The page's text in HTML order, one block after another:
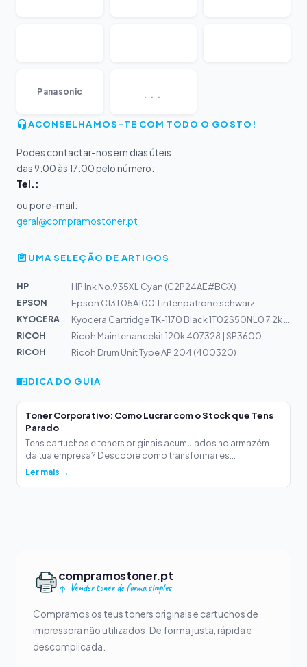
Panasonic ...
ACONSELHAMOS-TE COM TODO O GOSTO!
Podes contactar-nos em dias úteis
das 9:00 às 17:00 pelo número:
Tel.:
ou por e-mail:
geral@compramostoner.pt
UMA SELEÇÃO DE ARTIGOS
HP
HP Ink No.935XL Cyan (C2P24AE#BGX)
EPSON
Epson C13T05A100 Tintenpatrone schwarz
KYOCERA
RICOH
Ricoh Maintenancekit 120k 407328 | SP3600
RICOH
Ricoh Drum Unit Type AP 204 (400320)
DICA DO GUIA
Toner Corporativo: Como Lucrar com o Stock que Tens
Parado
Tens cartuchos e toners originais acumulados no armazém
da tua empresa? Descobre como transformar es...
Ler mais →
compramostoner.pt
Vender toner de forma simples
Compramos os teus toners originais e cartuchos de
impressora não utilizados. De forma justa, rápida e
descomplicada.